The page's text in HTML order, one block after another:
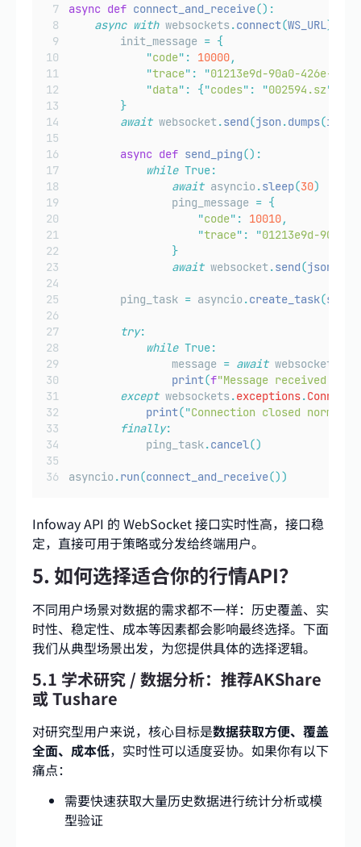
async def connect_and_receive():
async with websockets.connect(WS_URL)
        init_message
= {
"code" : 10000,
"trace" : "01213e9d-90a0-426e-
"data" : {"codes" : "002594.sz"
}
await websocket.send(json .dumps(
async def send_ping():
while True:
await asyncio .sleep(30)
                ping_message
= {
"code" : 10010,
"trace" : "01213e9d-90a0-
}
await websocket.send(json
        ping_task
= asyncio .create_task(
try:
while True:
                message
= await websocket
print(f"Message received:
except websockets.exceptions.
print("Connection closed normally
finally:
            ping_task
.cancel()
asyncio .run(connect_and_receive())
Infoway API 的 WebSocket 接口实时性高，接口稳
定，直接可用于策略或分发给终端用户。
5. 如何选择适合你的行情API？
不同用户场景对数据的需求都不一样：历史覆盖、实
时性、稳定性、成本等因素都会影响最终选择。下面
我们从典型场景出发，为您提供具体的选择逻辑。
5.1 学术研究 / 数据分析：推荐AKShare
或 Tushare
对研究型用户来说，核心目标是数据获取方便、覆盖
全面、成本低，实时性可以适度妥协。如果你有以下
痛点：
需要快速获取大量历史数据进行统计分析或模
型验证